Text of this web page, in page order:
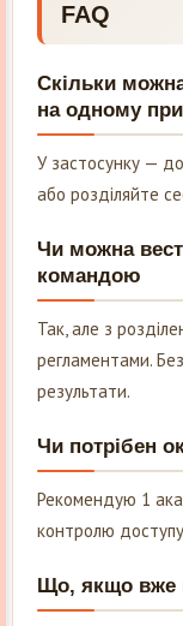
FAQ
Скільки
на одному
У застосунку —
або розділяйте
Чи можна
командою
Так, але з
регламентами.
результати.
Чи потрібен
Рекомендую 1
контролю
Що, якщо вже